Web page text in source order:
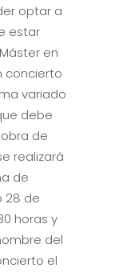
optar a
estar
en
concierto
variado
debe
de
realizará
de
28 de
horas y
del
el